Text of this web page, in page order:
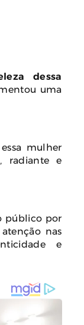
dessa
uma
mulher
radiante e
público por
nas
e